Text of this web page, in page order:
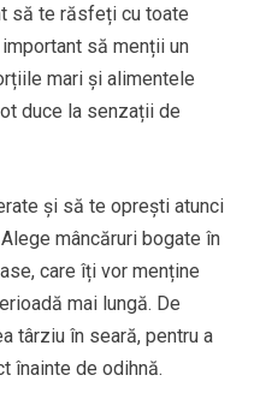
să te răsfeți cu toate
să menții un
mari și alimentele
duce la senzații de
și să te oprești atunci
mâncăruri bogate în
care îți vor menține
mai lungă. De
târziu în seară, pentru a
înainte de odihnă.